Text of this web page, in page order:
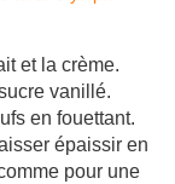
et la crème.
vanillé.
en fouettant.
épaissir en
pour une